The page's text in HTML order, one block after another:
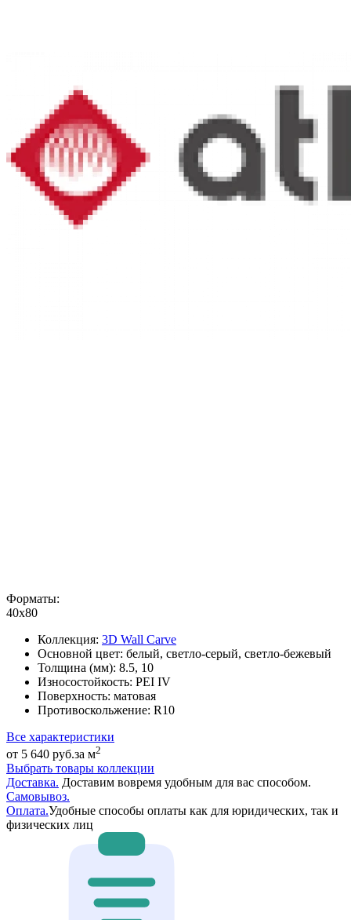
Форматы:
40x80
Коллекция: 3D Wall Carve
Основной цвет: белый, светло-серый, светло-бежевый
Толщина (мм): 8.5, 10
Износостойкость: PEI IV
Поверхность: матовая
Противоскольжение: R10
Все характеристики
от 5 640 руб.за м2
Выбрать товары коллекции
Доставка. Доставим вовремя удобным для вас способом.
Самовывоз.
Оплата.Удобные способы оплаты как для юридических, так и
физических лиц